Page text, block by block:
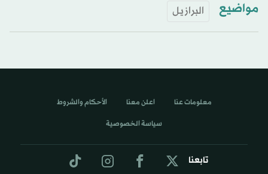
مواضيع البرازيل
تابعنا
معلومات عنا اعلن معنا الأحكام والشروط
سياسة الخصوصية